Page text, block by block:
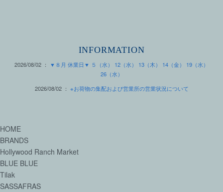
INFORMATION
2026/08/02 ：
▼８月 休業日▼ ５（水） 12（水） 13（木） 14（金） 19（水）
26（水）
2026/08/02 ： ※お荷物の集配および営業所の営業状況について
HOME
BRANDS
Hollywood Ranch Market
BLUE BLUE
Tilak
SASSAFRAS